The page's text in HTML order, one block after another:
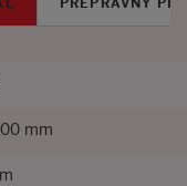
mm